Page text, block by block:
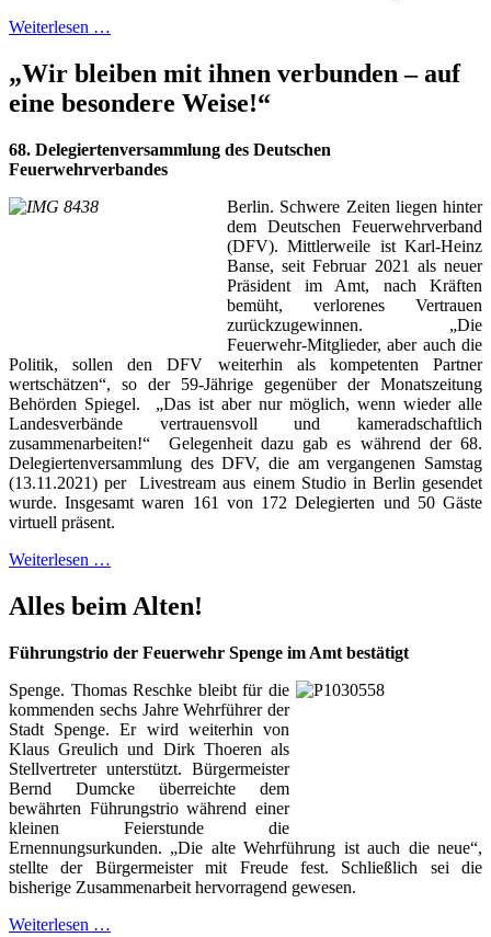
Weiterlesen …
„Wir bleiben mit ihnen verbunden – auf
eine besondere Weise!“
68. Delegiertenversammlung des Deutschen
Feuerwehrverbandes
Berlin. Schwere Zeiten liegen hinter
dem Deutschen Feuerwehrverband
(DFV). Mittlerweile ist Karl-Heinz
Banse, seit Februar 2021 als neuer
Präsident im Amt, nach Kräften
bemüht, verlorenes Vertrauen
zurückzugewinnen. „Die
Feuerwehr-Mitglieder, aber auch die
Politik, sollen den DFV weiterhin als kompetenten Partner
wertschätzen“, so der 59-Jährige gegenüber der Monatszeitung
Behörden Spiegel. „Das ist aber nur möglich, wenn wieder alle
Landesverbände vertrauensvoll und kameradschaftlich
zusammenarbeiten!“ Gelegenheit dazu gab es während der 68.
Delegiertenversammlung des DFV, die am vergangenen Samstag
(13.11.2021) per Livestream aus einem Studio in Berlin gesendet
wurde. Insgesamt waren 161 von 172 Delegierten und 50 Gäste
virtuell präsent.
Weiterlesen …
Alles beim Alten!
Führungstrio der Feuerwehr Spenge im Amt bestätigt
Spenge. Thomas Reschke bleibt für die
kommenden sechs Jahre Wehrführer der
Stadt Spenge. Er wird weiterhin von
Klaus Greulich und Dirk Thoeren als
Stellvertreter unterstützt. Bürgermeister
Bernd Dumcke überreichte dem
bewährten Führungstrio während einer
kleinen Feierstunde die
Ernennungsurkunden. „Die alte Wehrführung ist auch die neue“,
stellte der Bürgermeister mit Freude fest. Schließlich sei die
bisherige Zusammenarbeit hervorragend gewesen.
Weiterlesen …